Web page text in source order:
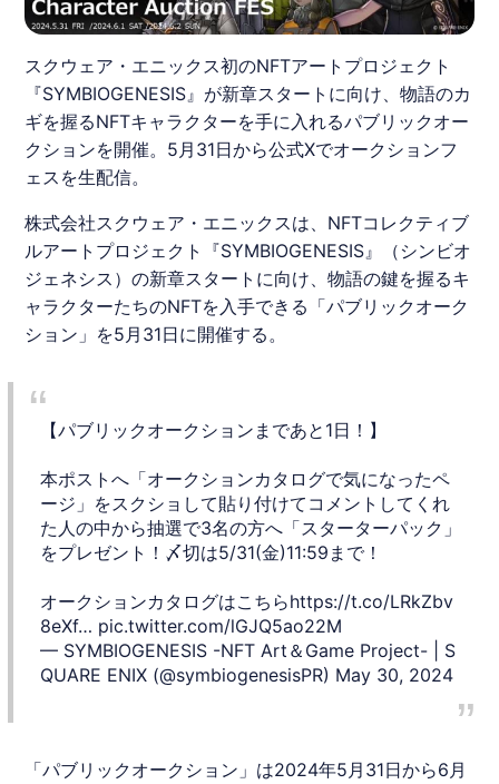
スクウェア・エニックス初のNFTアートプロジェクト
『SYMBIOGENESIS』が新章スタートに向け、物語のカ
ギを握るNFTキャラクターを手に入れるパブリックオー
クションを開催。5月31日から公式Xでオークションフ
ェスを生配信。
株式会社スクウェア・エニックスは、NFTコレクティブ
ルアートプロジェクト『SYMBIOGENESIS 』（シンビオ
ジェネシス）の新章スタートに向け、物語の鍵を握るキ
ャラクターたちのNFTを入手できる「パブリックオーク
ション」を5月31日に開催する。
【パブリックオークションまであと1日！】
本ポストへ「オークションカタログで気になったペ
ージ」をスクショして貼り付けてコメントしてくれ
た人の中から抽選で3名の方へ「スターターパック」
をプレゼント！〆切は5/31(金)11:59まで！
オークションカタログはこちらhttps://t.co/LRkZbv
8eXf… pic.twitter.com/lGJQ5ao22M
— SYMBIOGENESIS -NFT Art＆Game Project- | S
QUARE ENIX (@symbiogenesisPR) May 30, 2024
「パブリックオークション」は2024年5月31日から6月